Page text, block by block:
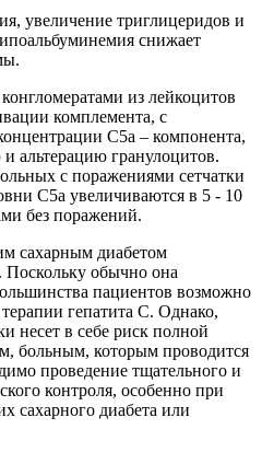
увеличение триглицеридов и
снижает
из лейкоцитов
комплемента, с
C5a – компонента,
и альтерацию гранулоцитов.
с поражениями сетчатки
C5a увеличиваются в 5 - 10
без поражений.
сахарным диабетом
Поскольку обычно она
пациентов возможно
гепатита С. Однако,
несет в себе риск полной
больным, которым проводится
проведение тщательного и
контроля, особенно при
сахарного диабета или